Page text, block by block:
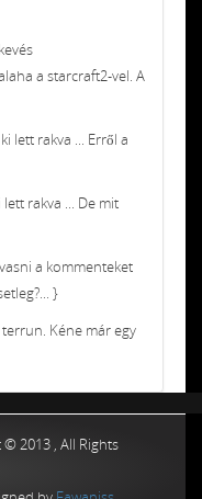
a starcraft2-vel. A
lett rakva ... Erről a
rakva ... De mit
a kommenteket
}
Kéne már egy
2013 , All Rights